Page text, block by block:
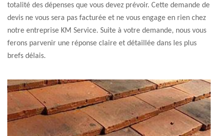
totalité des dépenses que vous devez prévoir. Cette demande de
devis ne vous sera pas facturée et ne vous engage en rien chez
notre entreprise KM Service. Suite à votre demande, nous vous
ferons parvenir une réponse claire et détaillée dans les plus
brefs délais.